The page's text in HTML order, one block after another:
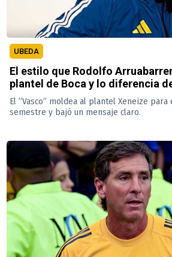
UBEDA
El estilo que Rodolfo
plantel de Boca y lo diferencia
El ”Vasco” moldea al plantel Xeneize
semestre y bajó un mensaje claro.